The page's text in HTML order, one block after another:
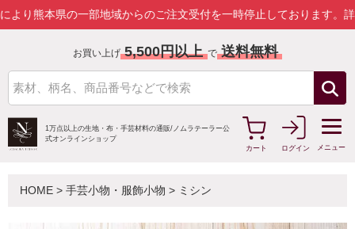
県の一部地域からのご注文受付を一時停止しております。 詳しくは
お買い上げ 5,500円以上 で 送料無料
1万点以上の生地・布・手芸材料の通販/ ノムラテーラー公
式オンラインショップ
カート
ログイン メニュー
HOME > 手芸小物・服飾小物 > ミシン